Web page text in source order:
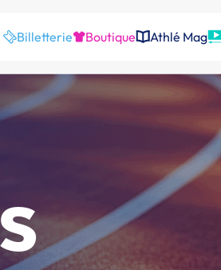
Billetterie Boutique Athlé Mag